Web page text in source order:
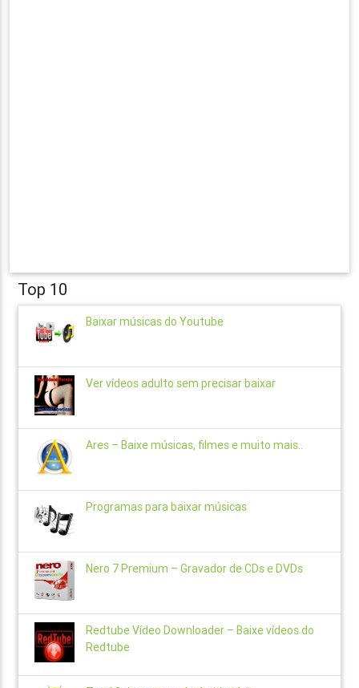
Top 10
Baixar músicas do Youtube
Ver vídeos adulto sem precisar baixar
Ares – Baixe músicas, filmes e muito mais..
Programas para baixar músicas
Nero 7 Premium – Gravador de CDs e DVDs
Redtube Vídeo Downloader – Baixe vídeos do
Redtube